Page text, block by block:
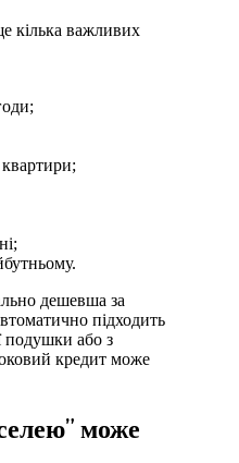
кілька важливих
дешевша за
підходить
подушки або з
кредит може
може